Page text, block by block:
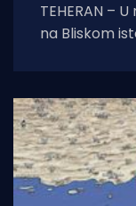
TEHERAN –
na Bliskom